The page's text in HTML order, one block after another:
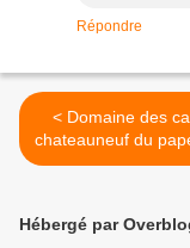
Répondre
< Domaine des cailloux
chateauneuf du
centenaire
Hébergé par